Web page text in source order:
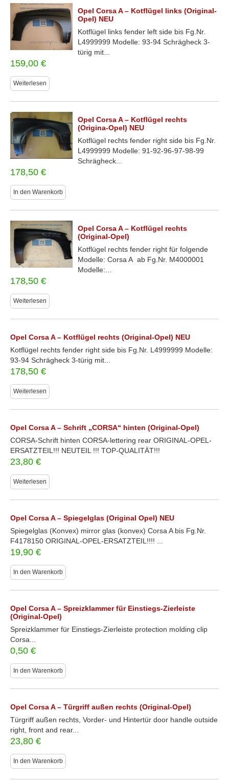
Opel Corsa A – Kotflügel links (Original-
Opel) NEU
Kotflügel links fender left side bis Fg.Nr.
L4999999 Modelle: 93-94 Schrägheck 3-
türig mit...
159,00 €
Weiterlesen
Opel Corsa A – Kotflügel rechts
(Origina-Opel) NEU
Kotflügel rechts fender right side bis Fg.Nr.
L4999999 Modelle: 91-92-96-97-98-99
Schrägheck...
178,50 €
In den Warenkorb
Opel Corsa A – Kotflügel rechts
(Original-Opel)
Kotflügel rechts fender right für folgende
Modelle: Corsa A ab Fg.Nr. M4000001
Modelle:...
178,50 €
Weiterlesen
Opel Corsa A – Kotflügel rechts (Original-Opel) NEU
Kotflügel rechts fender right side bis Fg.Nr. L4999999 Modelle:
93-94 Schrägheck 3-türig mit...
178,50 €
Weiterlesen
Opel Corsa A – Schrift „CORSA“ hinten (Original-Opel)
CORSA-Schrift hinten CORSA-lettering rear ORIGINAL-OPEL-
ERSATZTEIL!!! NEUTEIL !!! TOP-QUALITÄT!!!
23,80 €
Weiterlesen
Opel Corsa A – Spiegelglas (Original Opel) NEU
Spiegelglas (Konvex) mirror glas (konvex) Corsa A bis Fg.Nr.
F4178150 ORIGINAL-OPEL-ERSATZTEIL!!!! ...
19,90 €
In den Warenkorb
Opel Corsa A – Spreizklammer für Einstiegs-Zierleiste
(Original-Opel)
Spreizklammer für Einstiegs-Zierleiste protection molding clip
Corsa...
0,50 €
In den Warenkorb
Opel Corsa A – Türgriff außen rechts (Original-Opel)
Türgriff außen rechts, Vorder- und Hintertür door handle outside
right, front and rear...
23,80 €
In den Warenkorb